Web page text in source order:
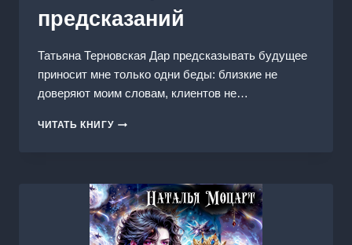
предсказаний
Татьяна Терновская Дар предсказывать будущее
приносит мне только одни беды: близкие не
доверяют моим словам, клиентов не…
ЧИТАТЬ КНИГУМОЙ
И
КАРТЫ
ПРЕДСКАЗАНИЙ